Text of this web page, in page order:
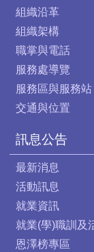
組織沿革
組織架構
職掌與電話
服務處導覽
服務區與服務站
交通與位置
訊息公告
最新消息
活動訊息
就業資訊
就業(學)職訓及
恩澤榜專區